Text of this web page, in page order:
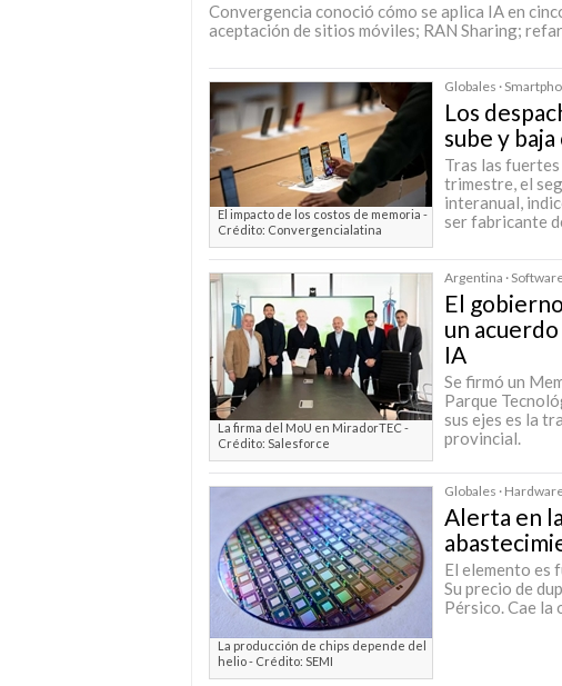
Convergencia conoció cómo se aplica IA en
aceptación de sitios móviles; RAN Sharing;
El impacto de los costos de memoria -
Crédito: Convergencialatina
Globales ·
Los
sube y
Tras las
trimestre, el
interanual,
ser fabricante
La firma del MoU en MiradorTEC -
Crédito: Salesforce
Argentina ·
El
un
IA
Se firmó un
Parque
sus ejes es la
provincial.
La producción de chips depende del
helio - Crédito: SEMI
Globales ·
Alerta en
El elemento es
Su precio de
Pérsico. Cae